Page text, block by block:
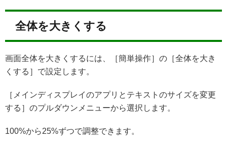
全体を大きくする
画面全体を大きくするには、［簡単操作］の［全体を大き
くする］で設定します。
［メインディスプレイのアプリとテキストのサイズを変更
する］のプルダウンメニューから選択します。
100%から25%ずつで調整できます。